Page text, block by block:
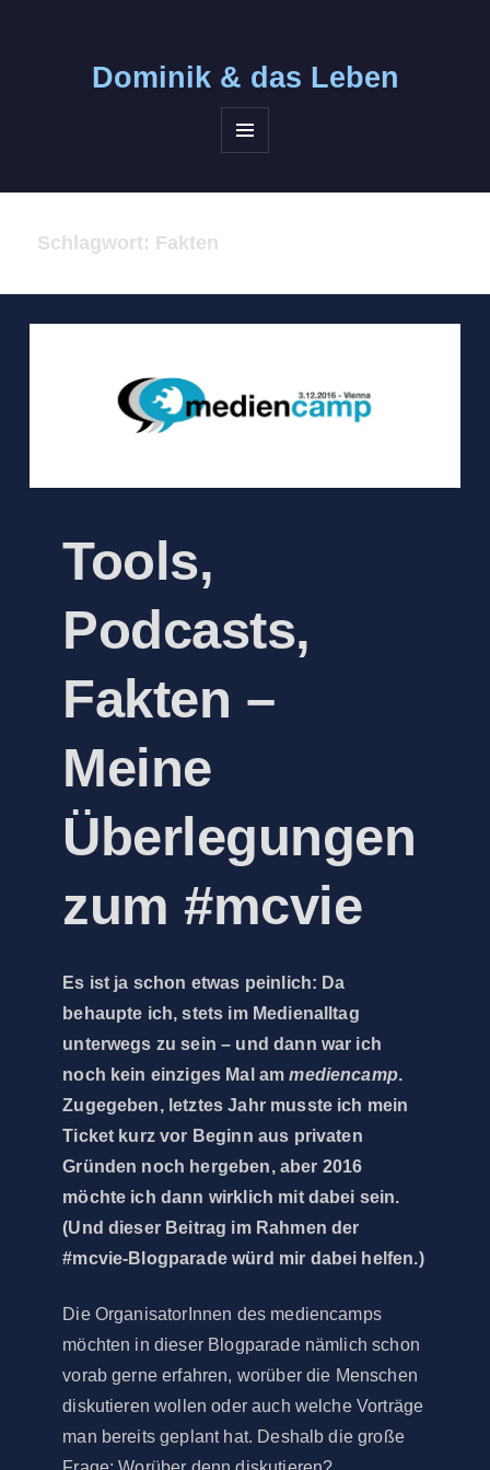
Dominik & das Leben
WIDGETS
Schlagwort: Fakten
Tools,
Podcasts,
Fakten –
Meine
Überlegungen
zum #mcvie
Es ist ja schon etwas peinlich: Da
behaupte ich, stets im Medienalltag
unterwegs zu sein – und dann war ich
noch kein einziges Mal ammediencamp.
Zugegeben, letztes Jahr musste ich mein
Ticket kurz vor Beginn aus privaten
Gründen noch hergeben, aber 2016
möchte ich dann wirklich mit dabei sein.
(Und dieser Beitrag im Rahmen der
#mcvie-Blogparade würd mir dabei helfen.)
Die OrganisatorInnen des mediencamps
möchten in dieser Blogparade nämlich schon
vorab gerne erfahren, worüber die Menschen
diskutieren wollen oder auch welche Vorträge
man bereits geplant hat. Deshalb die große